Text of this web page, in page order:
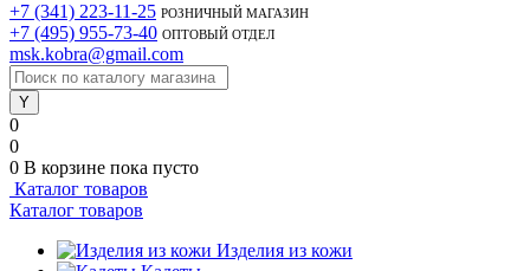
+7 (341) 223-11-25 РОЗНИЧНЫЙ МАГАЗИН
+7 (495) 955-73-40 ОПТОВЫЙ ОТДЕЛ
msk.kobra@gmail.com
0
0
0 В корзине пока пусто
Каталог товаров
Каталог товаров
Изделия из кожи